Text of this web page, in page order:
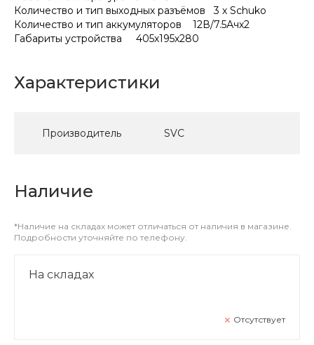
Количество и тип выходных разъёмов 3 х Schuko
Количество и тип аккумуляторов 12В/7.5Ачх2
Габариты устройства 405х195х280
Характеристики
Производитель SVC
Наличие
*Наличие на складах может отличаться от наличия в магазине.
Подробности уточняйте по телефону.
На складах
Отсутствует